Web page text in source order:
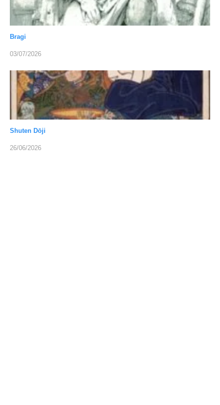
Bragi
03/07/2026
Shuten Dōji
26/06/2026